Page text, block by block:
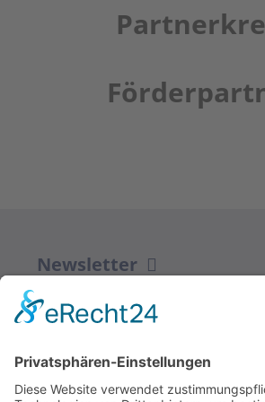
Newsletter
ZUR ANMELDUNG
Redaktion bbkult.net